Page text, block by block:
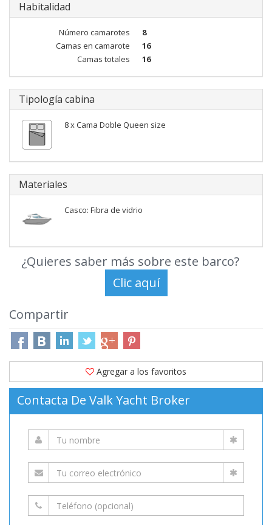
Habitalidad
Número camarotes
8
Camas en camarote
16
Camas totales
16
Tipología cabina
8 x Cama Doble Queen size
Materiales
Casco: Fibra de vidrio
¿Quieres saber más sobre este barco?
Compartir
Agregar a los favoritos
Contacta De Valk Yacht Broker